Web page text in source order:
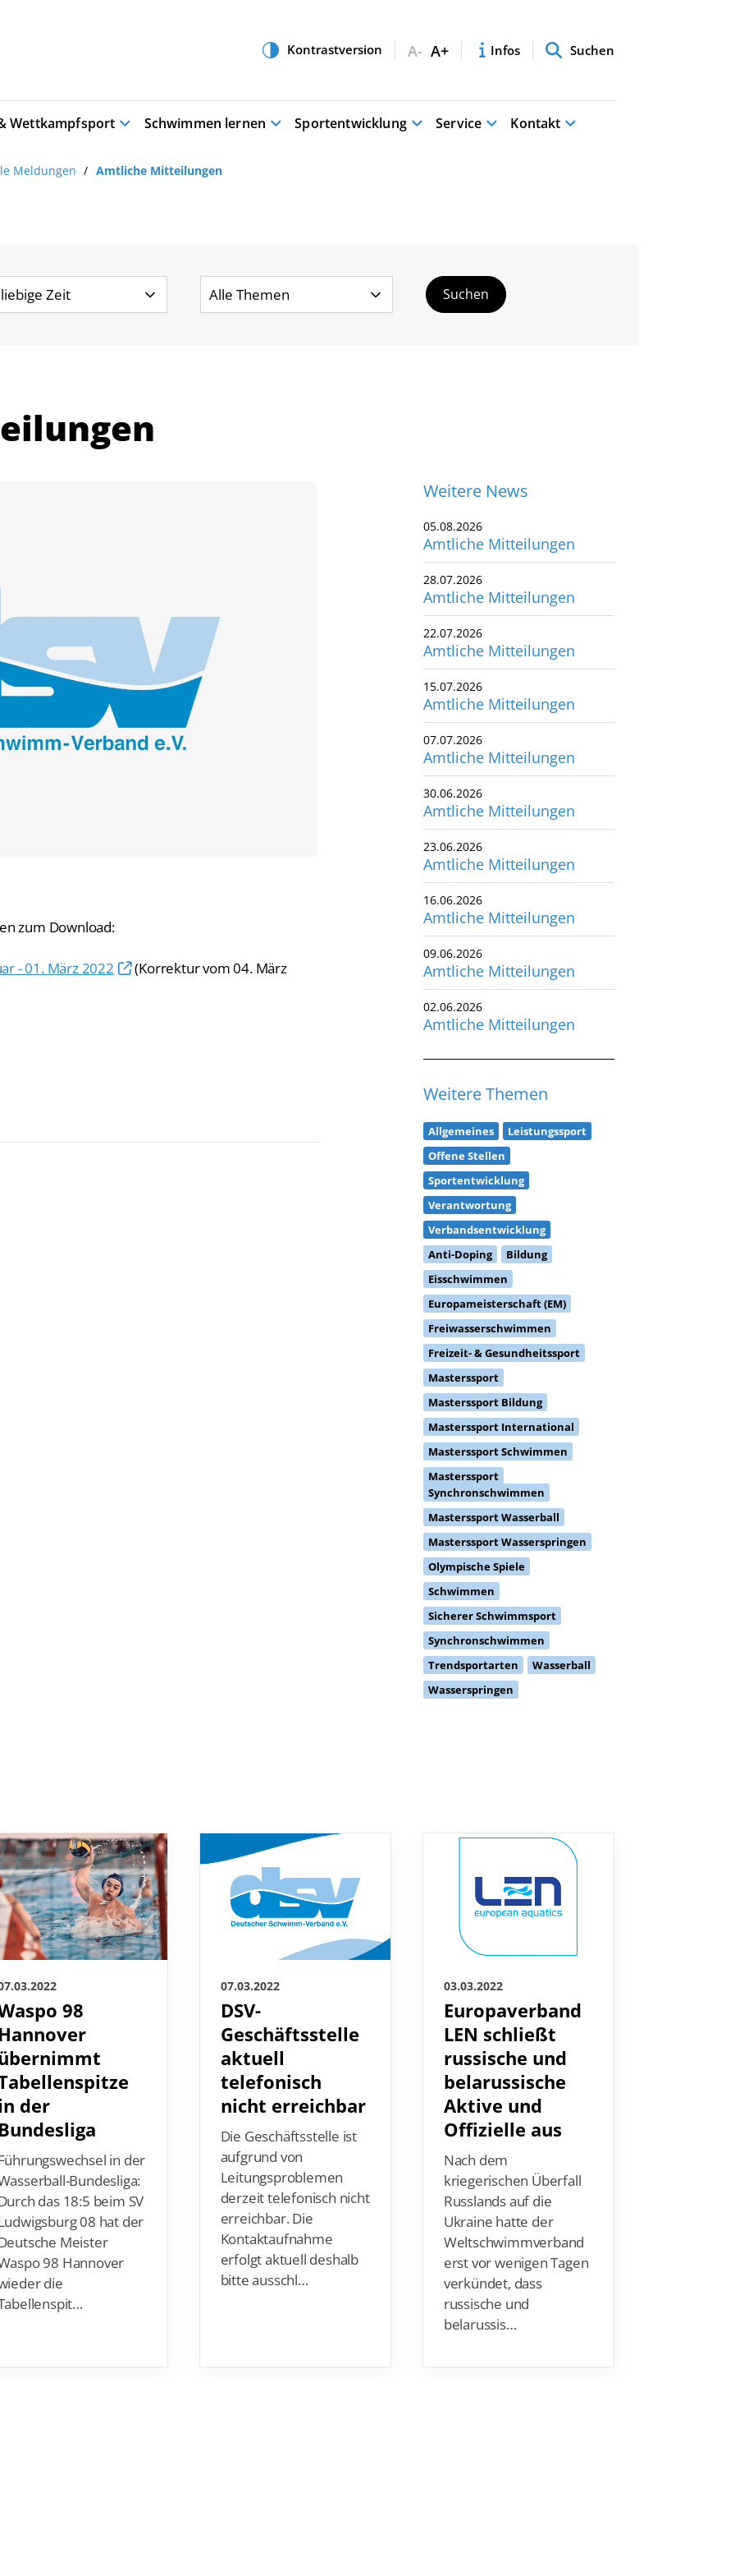
A- A+ Infos Suchen
Wettkampfsport Schwimmen lernen Sportentwicklung Service Kontakt
Meldungen Amtliche Mitteilungen
zum Download:
- 01. März 2022
(Korrektur vom 04. März
Weitere News
05.08.2026
Amtliche Mitteilungen
28.07.2026
Amtliche Mitteilungen
22.07.2026
Amtliche Mitteilungen
15.07.2026
Amtliche Mitteilungen
07.07.2026
Amtliche Mitteilungen
30.06.2026
Amtliche Mitteilungen
23.06.2026
Amtliche Mitteilungen
16.06.2026
Amtliche Mitteilungen
09.06.2026
Amtliche Mitteilungen
02.06.2026
Amtliche Mitteilungen
Weitere Themen
Allgemeines
Leistungssport
Offene Stellen
Sportentwicklung
Verantwortung
Verbandsentwicklung
Anti-Doping
Bildung
Eisschwimmen
Europameisterschaft (EM)
Freiwasserschwimmen
Freizeit- & Gesundheitssport
Masterssport
Masterssport Bildung
Masterssport International
Masterssport Schwimmen
Masterssport
Synchronschwimmen
Masterssport Wasserball
Masterssport Wasserspringen
Olympische Spiele
Schwimmen
Sicherer Schwimmsport
Synchronschwimmen
Trendsportarten
Wasserball
Wasserspringen
98
Hannover
der
Bundesliga
in der
Bundesliga:
das 18:5 beim SV
08 hat der
Meister
98 Hannover
die
07.03.2022
DSV-
Geschäftsstelle
aktuell
telefonisch
nicht erreichbar
Die Geschäftsstelle ist
aufgrund von
Leitungsproblemen
derzeit telefonisch nicht
erreichbar. Die
Kontaktaufnahme
erfolgt aktuell deshalb
bitte ausschl…
03.03.2022
Europaverband
LEN schließt
russische und
belarussische
Aktive und
Offizielle aus
Nach dem
kriegerischen Überfall
Russlands auf die
Ukraine hatte der
Weltschwimmverband
erst vor wenigen Tagen
verkündet, dass
russische und
belarussis…
Abteilungen
Deutscher Schwimm-Verband e.V.
Korbacher Straße 93
D-34132 Kassel
Fax: +49 561 94083-15
info@dsv.de